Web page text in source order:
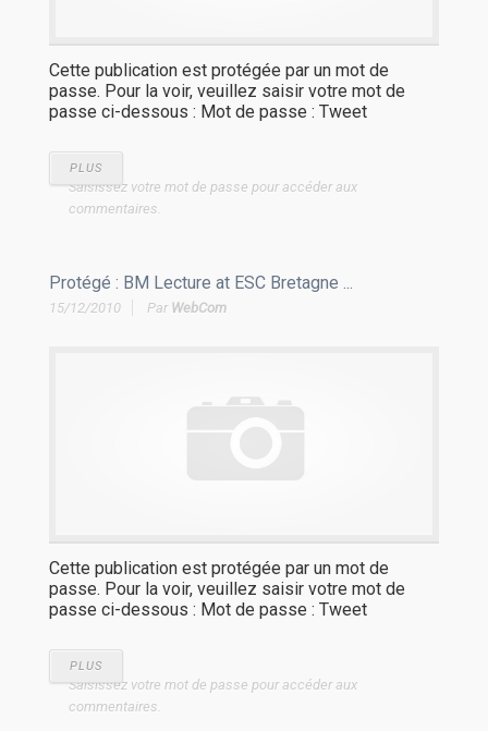
Cette publication est protégée par un mot de
passe. Pour la voir, veuillez saisir votre mot de
passe ci-dessous : Mot de passe : Tweet
PLUS
Saisissez votre mot de passe pour accéder aux
commentaires.
Protégé : BM Lecture at ESC Bretagne ...
15/12/2010 Par WebCom
Cette publication est protégée par un mot de
passe. Pour la voir, veuillez saisir votre mot de
passe ci-dessous : Mot de passe : Tweet
PLUS
Saisissez votre mot de passe pour accéder aux
commentaires.